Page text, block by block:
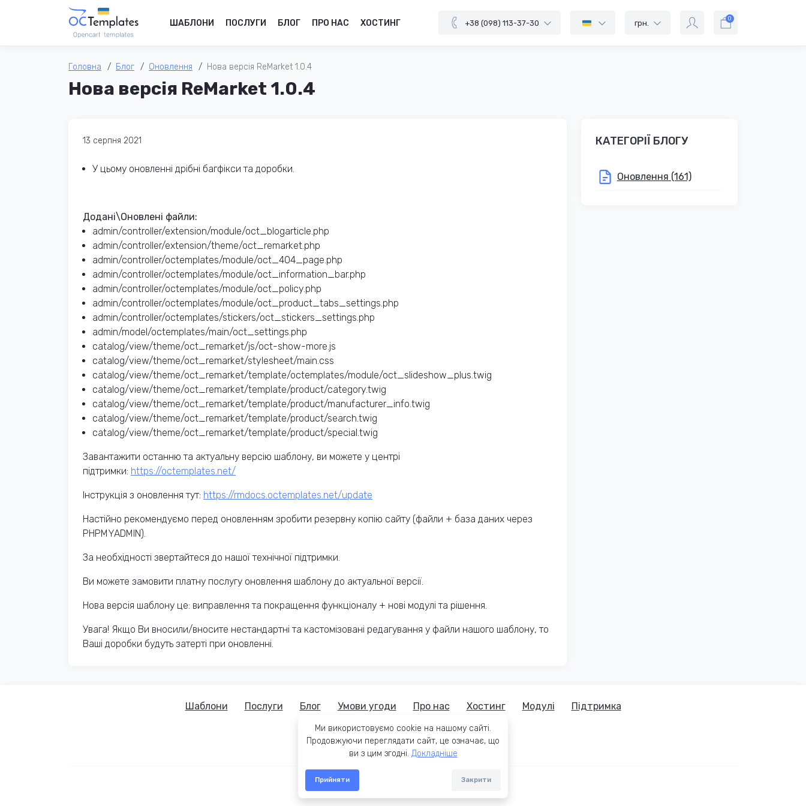
ШАБЛОНИ ПОСЛУГИ БЛОГ ПРО НАС ХОСТИНГ +38 (098) 113-37-30 грн. 0
Головна Блог Оновлення Нова версія ReMarket 1.0.4
Нова версія ReMarket 1.0.4
13 серпня 2021
У цьому оновленні дрібні багфікси та доробки.
Додані\Оновлені файли:
admin/controller/extension/module/oct_blogarticle.php
admin/controller/extension/theme/oct_remarket.php
admin/controller/octemplates/module/oct_404_page.php
admin/controller/octemplates/module/oct_information_bar.php
admin/controller/octemplates/module/oct_policy.php
admin/controller/octemplates/module/oct_product_tabs_settings.php
admin/controller/octemplates/stickers/oct_stickers_settings.php
admin/model/octemplates/main/oct_settings.php
catalog/view/theme/oct_remarket/js/oct-show-more.js
catalog/view/theme/oct_remarket/stylesheet/main.css
catalog/view/theme/oct_remarket/template/octemplates/module/oct_slideshow_plus.twig
catalog/view/theme/oct_remarket/template/product/category.twig
catalog/view/theme/oct_remarket/template/product/manufacturer_info.twig
catalog/view/theme/oct_remarket/template/product/search.twig
catalog/view/theme/oct_remarket/template/product/special.twig
Завантажити останню та актуальну версію шаблону, ви можете у центрі
підтримки: https://octemplates.net/
Інструкція з оновлення тут: https://rmdocs.octemplates.net/update
Настійно рекомендуємо перед оновленням зробити резервну копію сайту (файли + база даних через
PHPMYADMIN).
За необхідності звертайтеся до нашої технічної підтримки.
Ви можете замовити платну послугу оновлення шаблону до актуальної версії.
Нова версія шаблону це: виправлення та покращення функціоналу + нові модулі та рішення.
Увага! Якщо Ви вносили/вносите нестандартні та кастомізовані редагування у файли нашого шаблону, то
Ваші доробки будуть затерті при оновленні.
КАТЕГОРІЇ БЛОГУ
Оновлення (161)
Шаблони Послуги Блог Умови угоди Про нас Хостинг Модулі Підтримка
© 2015-2026 OCTemplates
Ми використовуємо cookie на нашому сайті.
Продовжуючи переглядати сайт, це означає, що
ви з цим згодні. Докладніше
Прийняти Закрити